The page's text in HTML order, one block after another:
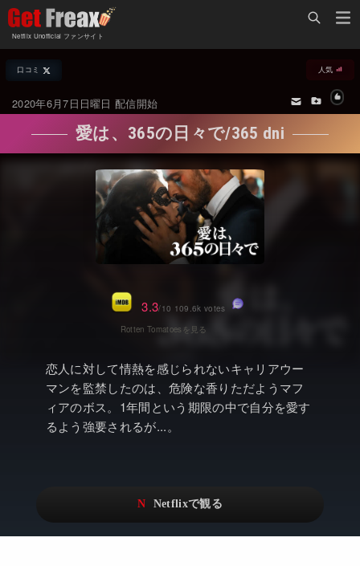
Netflix Unofficial ファンサイト
Netflix新着作品
オールジャンル
海外ドラマ・シリーズ
海外映画
国内TV番組・ドラマ
国内映画
ドキュメンタリー
日本語吹替対応作品
その他の国のTV番組
配信終了予定の作品
海外ドラマ・ラインナップ
Netflix 人気ランキング
Netflix 全作品ラインナップ
Netflix配信作品カスタム検索
トレンド
VOD 総合作品情報
Netflix・VOD総合News
Watchlistへ
Netflix Video
Netflix 吹替版作品
Netflix 高い評価の海外作品
口コミ 人気
2020年6月7日日曜日 配信開始
愛は、365の日々で/365 dni
恋人に対して情熱を感じられないキャリアウー
マンを監禁したのは、危険な香りただようマフ
ィアのボス。1年間という期限の中で自分を愛す
るよう強要されるが...。
3.3/10 109.6k votes